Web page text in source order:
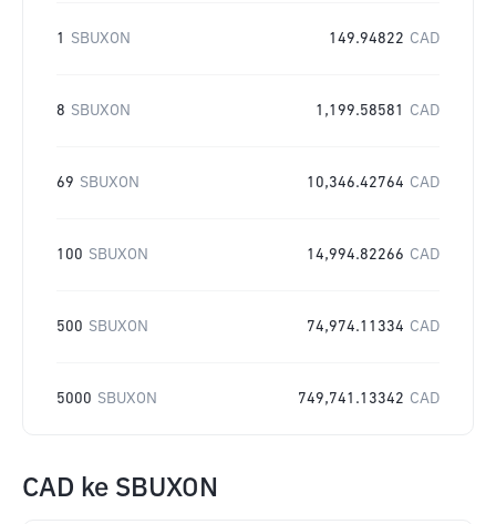
1 SBUXON 149.94822 CAD
8 SBUXON 1,199.58581 CAD
69 SBUXON 10,346.42764 CAD
100 SBUXON 14,994.82266 CAD
500 SBUXON 74,974.11334 CAD
5000 SBUXON 749,741.13342 CAD
CAD ke SBUXON